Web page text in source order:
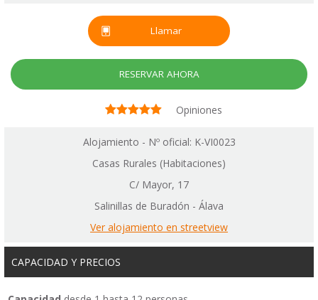
Llamar
RESERVAR AHORA
Opiniones
Alojamiento - Nº oficial: K-VI0023
Casas Rurales (Habitaciones)
C/ Mayor, 17
Salinillas de Buradón - Álava
Ver alojamiento en streetview
CAPACIDAD Y PRECIOS